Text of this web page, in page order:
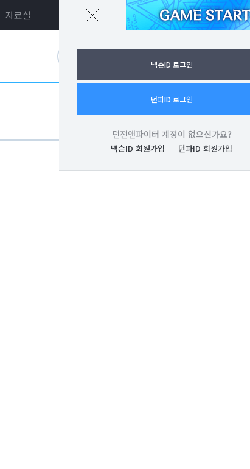
자료실 던파ON로그인
넥슨ID 로그인
던파ID 로그인
던전앤파이터 계정이 없으신가요?
넥슨ID 회원가입 던파ID 회원가입